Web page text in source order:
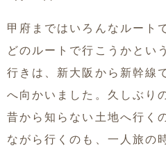
甲府まではいろんなルート
どのルートで行こうかとい
行きは、新大阪から新幹線
へ向かいました。久しぶり
昔から知らない土地へ行く
ながら行くのも、一人旅の